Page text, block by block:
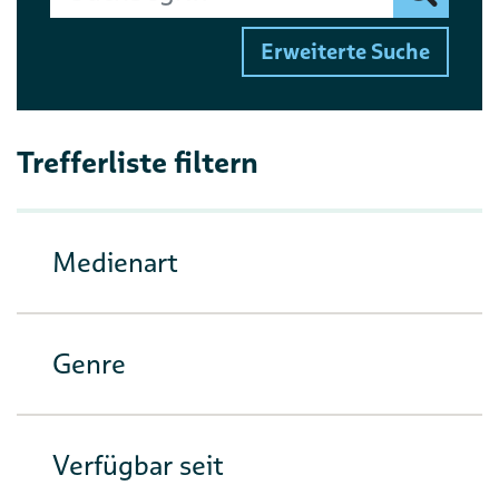
Finden
Erweiterte Suche
Trefferliste filtern
Medienart
Genre
Verfügbar seit